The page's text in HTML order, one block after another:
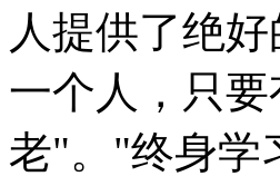
人提供了绝
一个人，只
老"。"终身学